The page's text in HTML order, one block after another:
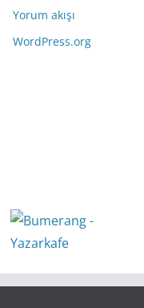
Yorum akışı
WordPress.org